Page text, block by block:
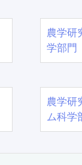
農学
学部門
農学
ム科学